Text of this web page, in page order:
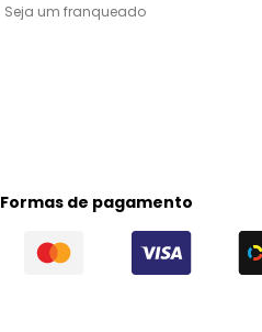
Seja um franqueado
Formas de pagamento